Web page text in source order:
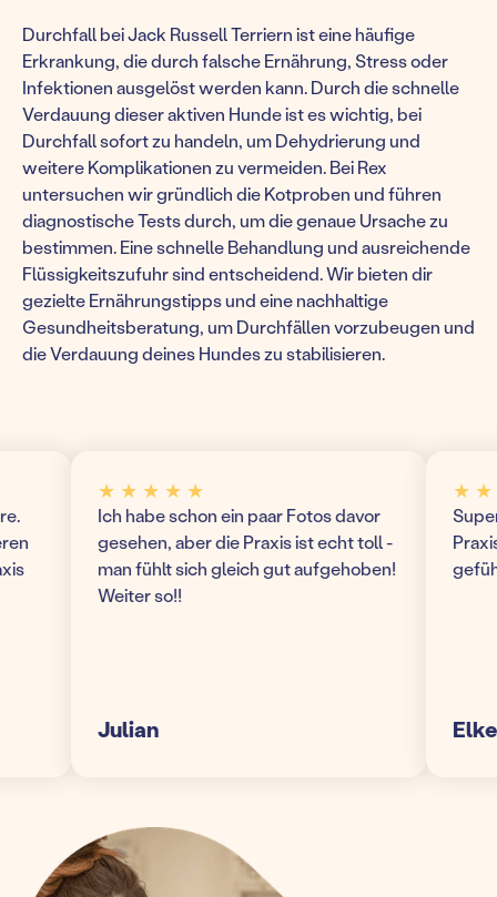
Durchfall bei Jack Russell Terriern ist eine häufige
Erkrankung, die durch falsche Ernährung, Stress oder
Infektionen ausgelöst werden kann. Durch die schnelle
Verdauung dieser aktiven Hunde ist es wichtig, bei
Durchfall sofort zu handeln, um Dehydrierung und
weitere Komplikationen zu vermeiden. Bei Rex
untersuchen wir gründlich die Kotproben und führen
diagnostische Tests durch, um die genaue Ursache zu
bestimmen. Eine schnelle Behandlung und ausreichende
Flüssigkeitszufuhr sind entscheidend. Wir bieten dir
gezielte Ernährungstipps und eine nachhaltige
Gesundheitsberatung, um Durchfällen vorzubeugen und
die Verdauung deines Hundes zu stabilisieren.
★ ★ ★ ★ ★
Ich habe schon ein paar Fotos davor
gesehen, aber die Praxis ist echt toll -
man fühlt sich gleich gut aufgehoben!
Weiter so!!
Julian
★ ★ ★
Super
Praxis!
gefühlt
Elke S.